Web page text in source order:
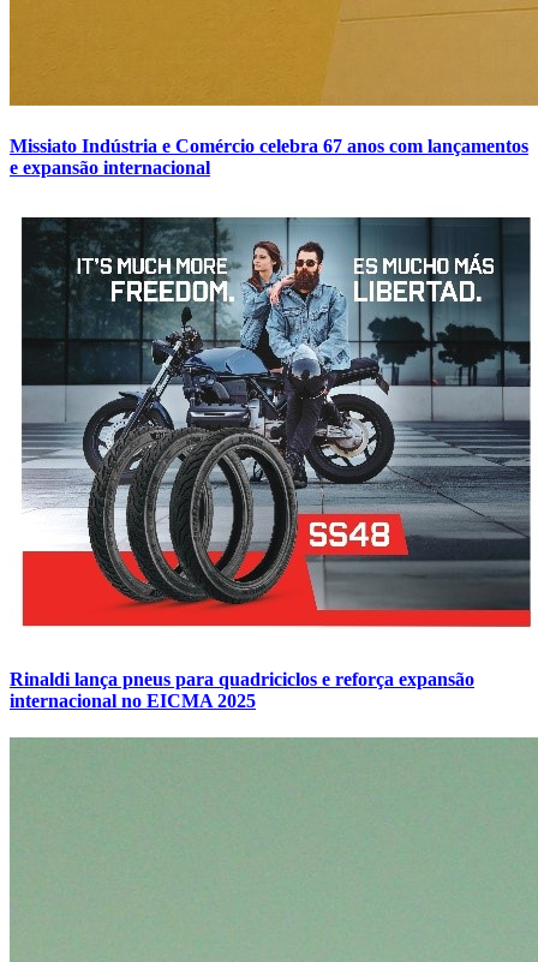
Missiato Indústria e Comércio celebra 67 anos com lançamentos
e expansão internacional
Rinaldi lança pneus para quadriciclos e reforça expansão
internacional no EICMA 2025